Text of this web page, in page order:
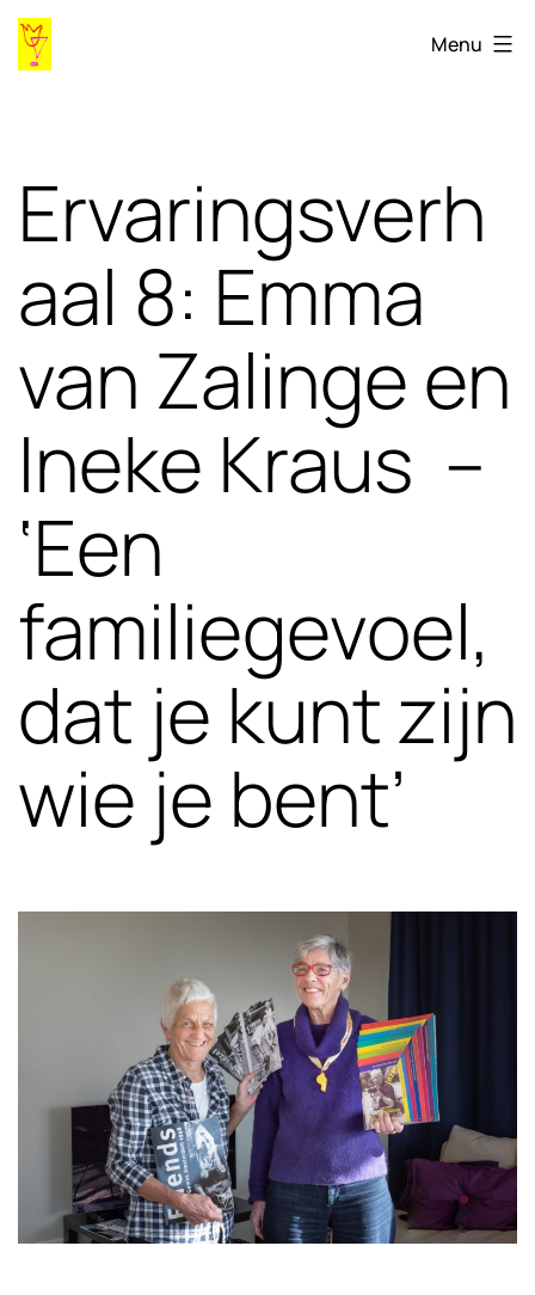
Ga
naarGaygames98.ihlia.nl Menu
Ervaringsverh
aal 8: Emma
van Zalinge en
Ineke Kraus –
‘Een
familiegevoel,
dat je kunt zijn
wie je bent’